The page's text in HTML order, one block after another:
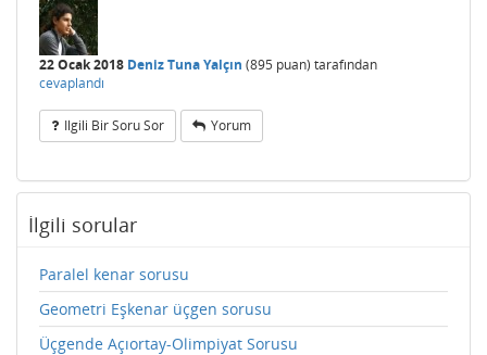
22 Ocak 2018 Deniz Tuna Yalçın (895 puan) tarafından
cevaplandı
Ilgili Bir Soru Sor Yorum
İlgili sorular
Paralel kenar sorusu
Geometri Eşkenar üçgen sorusu
Üçgende Açıortay-Olimpiyat Sorusu